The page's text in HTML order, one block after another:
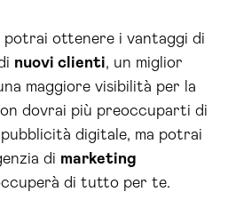
potrai ottenere i vantaggi di
nuovi clienti, un miglior
maggiore visibilità per la
dovrai più preoccuparti di
digitale, ma potrai
di marketing
di tutto per te.